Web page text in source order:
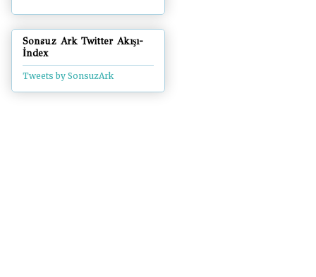
Sonsuz Ark Twitter Akışı-
İndex
Tweets by SonsuzArk